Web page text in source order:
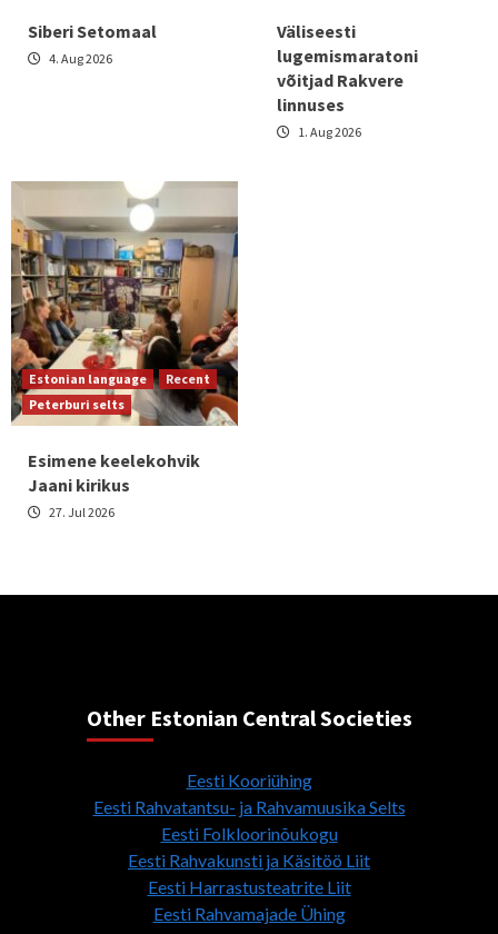
Siberi Setomaal
4. Aug 2026
Väliseesti
lugemismaratoni
võitjad Rakvere
linnuses
1. Aug 2026
Estonian language
Recent
Peterburi selts
Esimene keelekohvik
Jaani kirikus
27. Jul 2026
Other Estonian Central Societies
Eesti Kooriühing
Eesti Rahvatantsu- ja Rahvamuusika Selts
Eesti Folkloorinõukogu
Eesti Rahvakunsti ja Käsitöö Liit
Eesti Harrastusteatrite Liit
Eesti Rahvamajade Ühing